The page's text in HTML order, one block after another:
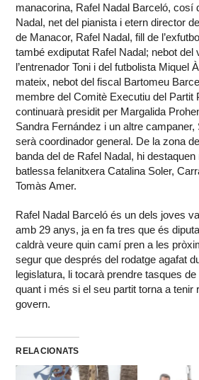
manacorina, Rafel Nadal Barceló, cosí
Nadal, net del pianista i etern director
de Manacor, Rafel Nadal, fill de
també exdiputat Rafel Nadal; nebot del
l’entrenador Toni i del futbolista Miquel
mateix, nebot del fiscal Bartomeu
membre del Comitè Executiu del Partit
continuarà presidit per Margalida
Sandra Fernández i un altre
serà coordinador general. De la zona
banda del de Rafel Nadal, hi
batlessa felanitxera Catalina Soler,
Tomàs Amer.
Rafel Nadal Barceló és un dels joves
amb 29 anys, ja en fa tres que és
caldrà veure quin camí pren a les
segur que després del rodatge agafat
legislatura, li tocarà prendre tasques
quant i més si el seu partit torna a tenir
govern.
RELACIONATS